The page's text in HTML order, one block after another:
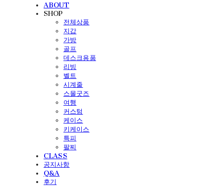
ABOUT
SHOP
전체상품
지갑
가방
골프
데스크용품
리빙
벨트
시계줄
스몰굿즈
여행
커스텀
케이스
키케이스
특피
팔찌
CLASS
공지사항
Q&A
후기